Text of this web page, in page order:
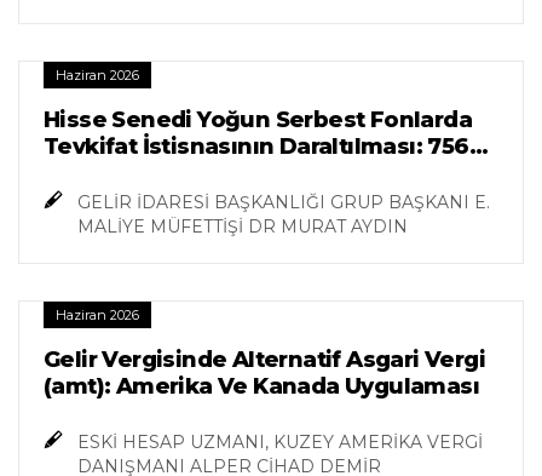
Haziran 2026
Hisse Senedi Yoğun Serbest Fonlarda
Tevkifat İstisnasının Daraltılması: 7566
Cumhurbaşkanı Kararı Çerçevesinde Bir
Değerlendirme
GELİR İDARESİ BAŞKANLIĞI GRUP BAŞKANI E.
MALİYE MÜFETTİŞİ DR MURAT AYDIN
Haziran 2026
Gelir Vergisinde Alternatif Asgari Vergi
(amt): Amerika Ve Kanada Uygulaması
ESKİ HESAP UZMANI, KUZEY AMERİKA VERGİ
DANIŞMANI ALPER CİHAD DEMİR